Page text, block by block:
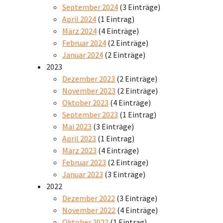
September 2024 (3 Einträge)
April 2024 (1 Eintrag)
März 2024 (4 Einträge)
Februar 2024 (2 Einträge)
Januar 2024 (2 Einträge)
2023
Dezember 2023 (2 Einträge)
November 2023 (2 Einträge)
Oktober 2023 (4 Einträge)
September 2023 (1 Eintrag)
Mai 2023 (3 Einträge)
April 2023 (1 Eintrag)
März 2023 (4 Einträge)
Februar 2023 (2 Einträge)
Januar 2023 (3 Einträge)
2022
Dezember 2022 (3 Einträge)
November 2022 (4 Einträge)